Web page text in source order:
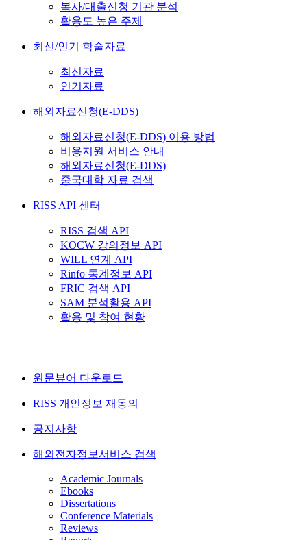
복사/대출신청 기관 분석
활용도 높은 주제
최신/인기 학술자료
최신자료
인기자료
해외자료신청(E-DDS)
해외자료신청(E-DDS) 이용 방법
비용지원 서비스 안내
해외자료신청(E-DDS)
중국대학 자료 검색
RISS API 센터
RISS 검색 API
KOCW 강의정보 API
WILL 연계 API
Rinfo 통계정보 API
FRIC 검색 API
SAM 분석활용 API
활용 및 참여 현황
원문뷰어 다운로드
RISS 개인정보 재동의
공지사항
해외전자정보서비스 검색
Academic Journals
Ebooks
Dissertations
Conference Materials
Reviews